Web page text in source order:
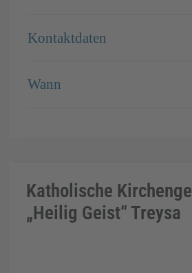
Kontaktdaten
Wann
Katholische
„Heilig Geist“ Treysa